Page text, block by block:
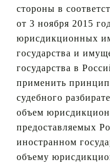
стороны в
от 3 ноября 2015
юрисдикционных
государства и
государства в
применить
судебного
объем
предоставляемых
иностранном
объему